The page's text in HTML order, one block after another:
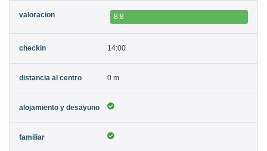
8.8
14:00
0 m